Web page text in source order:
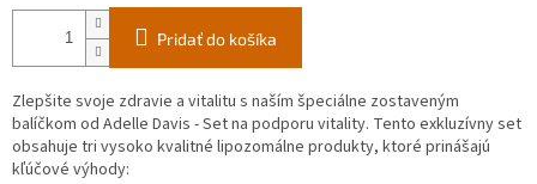
Pridať do košíka
Zlepšite svoje zdravie a vitalitu s naším špeciálne zostaveným
balíčkom od Adelle Davis - Set na podporu vitality. Tento exkluzívny set
obsahuje tri vysoko kvalitné lipozomálne produkty, ktoré prinášajú
kľúčové výhody: